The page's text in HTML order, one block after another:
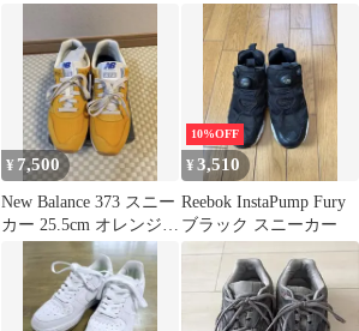
ニングシューズ 26.5cm
¥ 7,500
New Balance 373 スニー
カー 25.5cm オレンジイ
10%OFF
¥3,510
Reebok InstaPump Fury
ブラック スニーカー